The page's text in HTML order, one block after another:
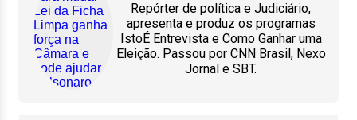
Repórter de política e Judiciário,
apresenta e produz os programas
IstoÉ Entrevista e Como Ganhar uma
Eleição. Passou por CNN Brasil, Nexo
Jornal e SBT.